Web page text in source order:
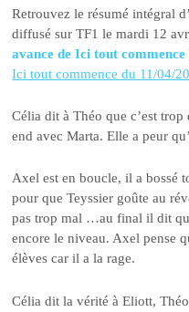
Retrouvez le résumé intégral
diffusé sur TF1 le mardi 12
avance de Ici tout commence
Ici tout commence du 11/04/
Célia dit à Théo que c’est
end avec Marta. Elle a peur
Axel est en boucle, il a bossé
pour que Teyssier goûte au
pas trop mal …au final il dit
encore le niveau. Axel pense
élèves car il a la rage.
Célia dit la vérité à Eliott,